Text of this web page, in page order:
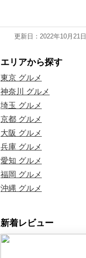
更新日：2022年10月21日
エリアから探す
東京 グルメ
神奈川 グルメ
埼玉 グルメ
京都 グルメ
大阪 グルメ
兵庫 グルメ
愛知 グルメ
福岡 グルメ
沖縄 グルメ
新着レビュー